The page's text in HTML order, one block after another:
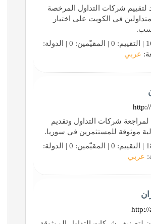
لتقييم شركات التداول المرخصة
في الكويت على اختيار
عربي
لمراجعة شركات التداول وتقديم
موثوقة للمستثمرين في سوريا.
عربي
http://